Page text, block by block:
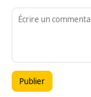
Publier